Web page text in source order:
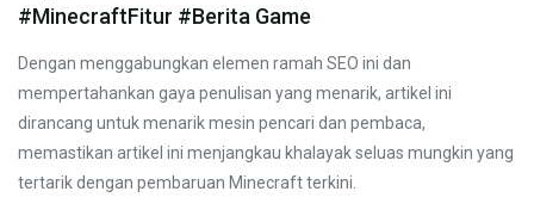
#MinecraftFitur #Berita Game
Dengan menggabungkan elemen ramah SEO ini dan
mempertahankan gaya penulisan yang menarik, artikel ini
dirancang untuk menarik mesin pencari dan pembaca,
memastikan artikel ini menjangkau khalayak seluas mungkin yang
tertarik dengan pembaruan Minecraft terkini.